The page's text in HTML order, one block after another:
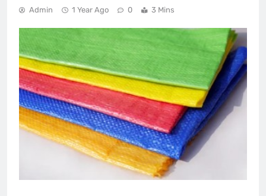
Admin 1 Year Ago 0 3 Mins